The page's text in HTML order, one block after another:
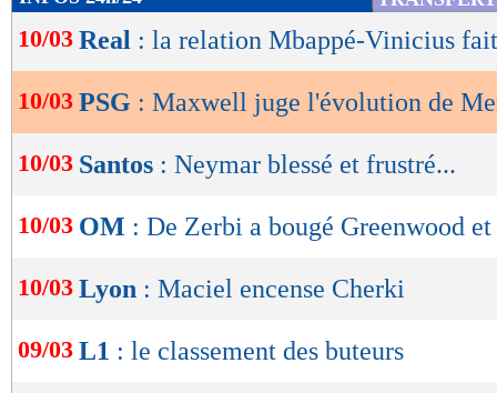
de
lecture
OK
10/03 Real : la relation Mbappé-Vinicius
10/03 PSG : Maxwell juge l'évolution de
10/03 Santos : Neymar blessé et frustré...
10/03 OM : De Zerbi a bougé Greenwood
10/03 Lyon : Maciel encense Cherki
09/03 L1 : le classement des buteurs